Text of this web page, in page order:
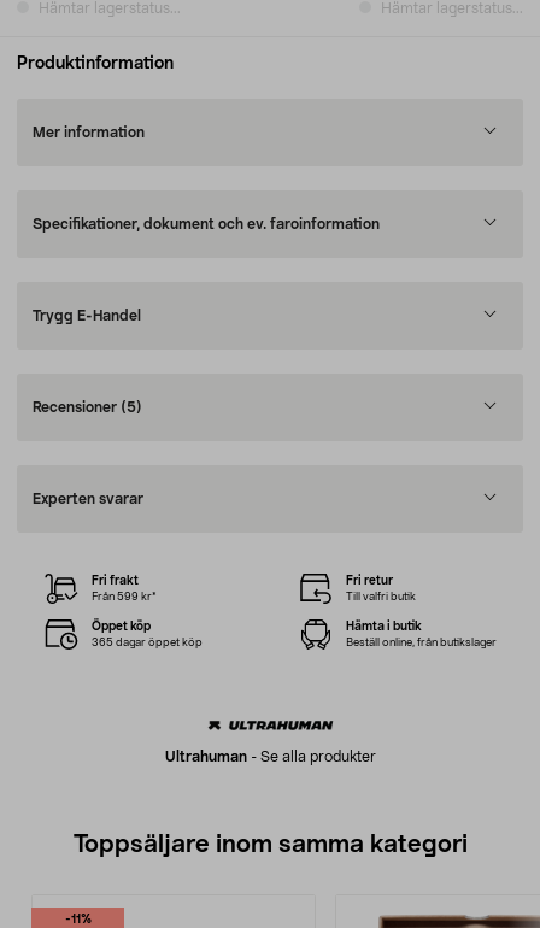
Hämtar lagerstatus... Hämtar lagerstatus...
Produktinformation
Mer information
Specifikationer, dokument och ev. faroinformation
Trygg E-Handel
Recensioner (5)
Experten svarar
Ultrahuman- Se alla produkter
Fri frakt
Från 599 kr*
Fri retur
Till valfri butik
Öppet köp
365 dagar öppet köp
Hämta i butik
Beställ online, från butikslager
Toppsäljare inom samma kategori
-11%